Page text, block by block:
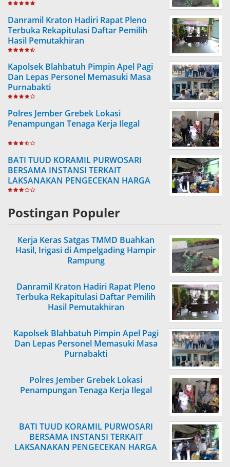
Danramil Kraton Hadiri Rapat Pleno
Terbuka Rekapitulasi Daftar Pemilih
Hasil Pemutakhiran
Kapolsek Blahbatuh Pimpin Apel Pagi
Dan Lepas Personel Memasuki Masa
Purnabakti
Polres Jember Grebek Lokasi
Penampungan Tenaga Kerja Ilegal
BATI TUUD KORAMIL PURWOSARI
BERSAMA INSTANSI TERKAIT
LAKSANAKAN PENGECEKAN HARGA
SEMBAKO
Postingan Populer
Kerja Keras Satgas TMMD Buahkan
Hasil, Irigasi di Ampelgading Hampir
Rampung
Danramil Kraton Hadiri Rapat Pleno
Terbuka Rekapitulasi Daftar Pemilih
Hasil Pemutakhiran
Kapolsek Blahbatuh Pimpin Apel Pagi
Dan Lepas Personel Memasuki Masa
Purnabakti
Polres Jember Grebek Lokasi
Penampungan Tenaga Kerja Ilegal
BATI TUUD KORAMIL PURWOSARI
BERSAMA INSTANSI TERKAIT
LAKSANAKAN PENGECEKAN HARGA